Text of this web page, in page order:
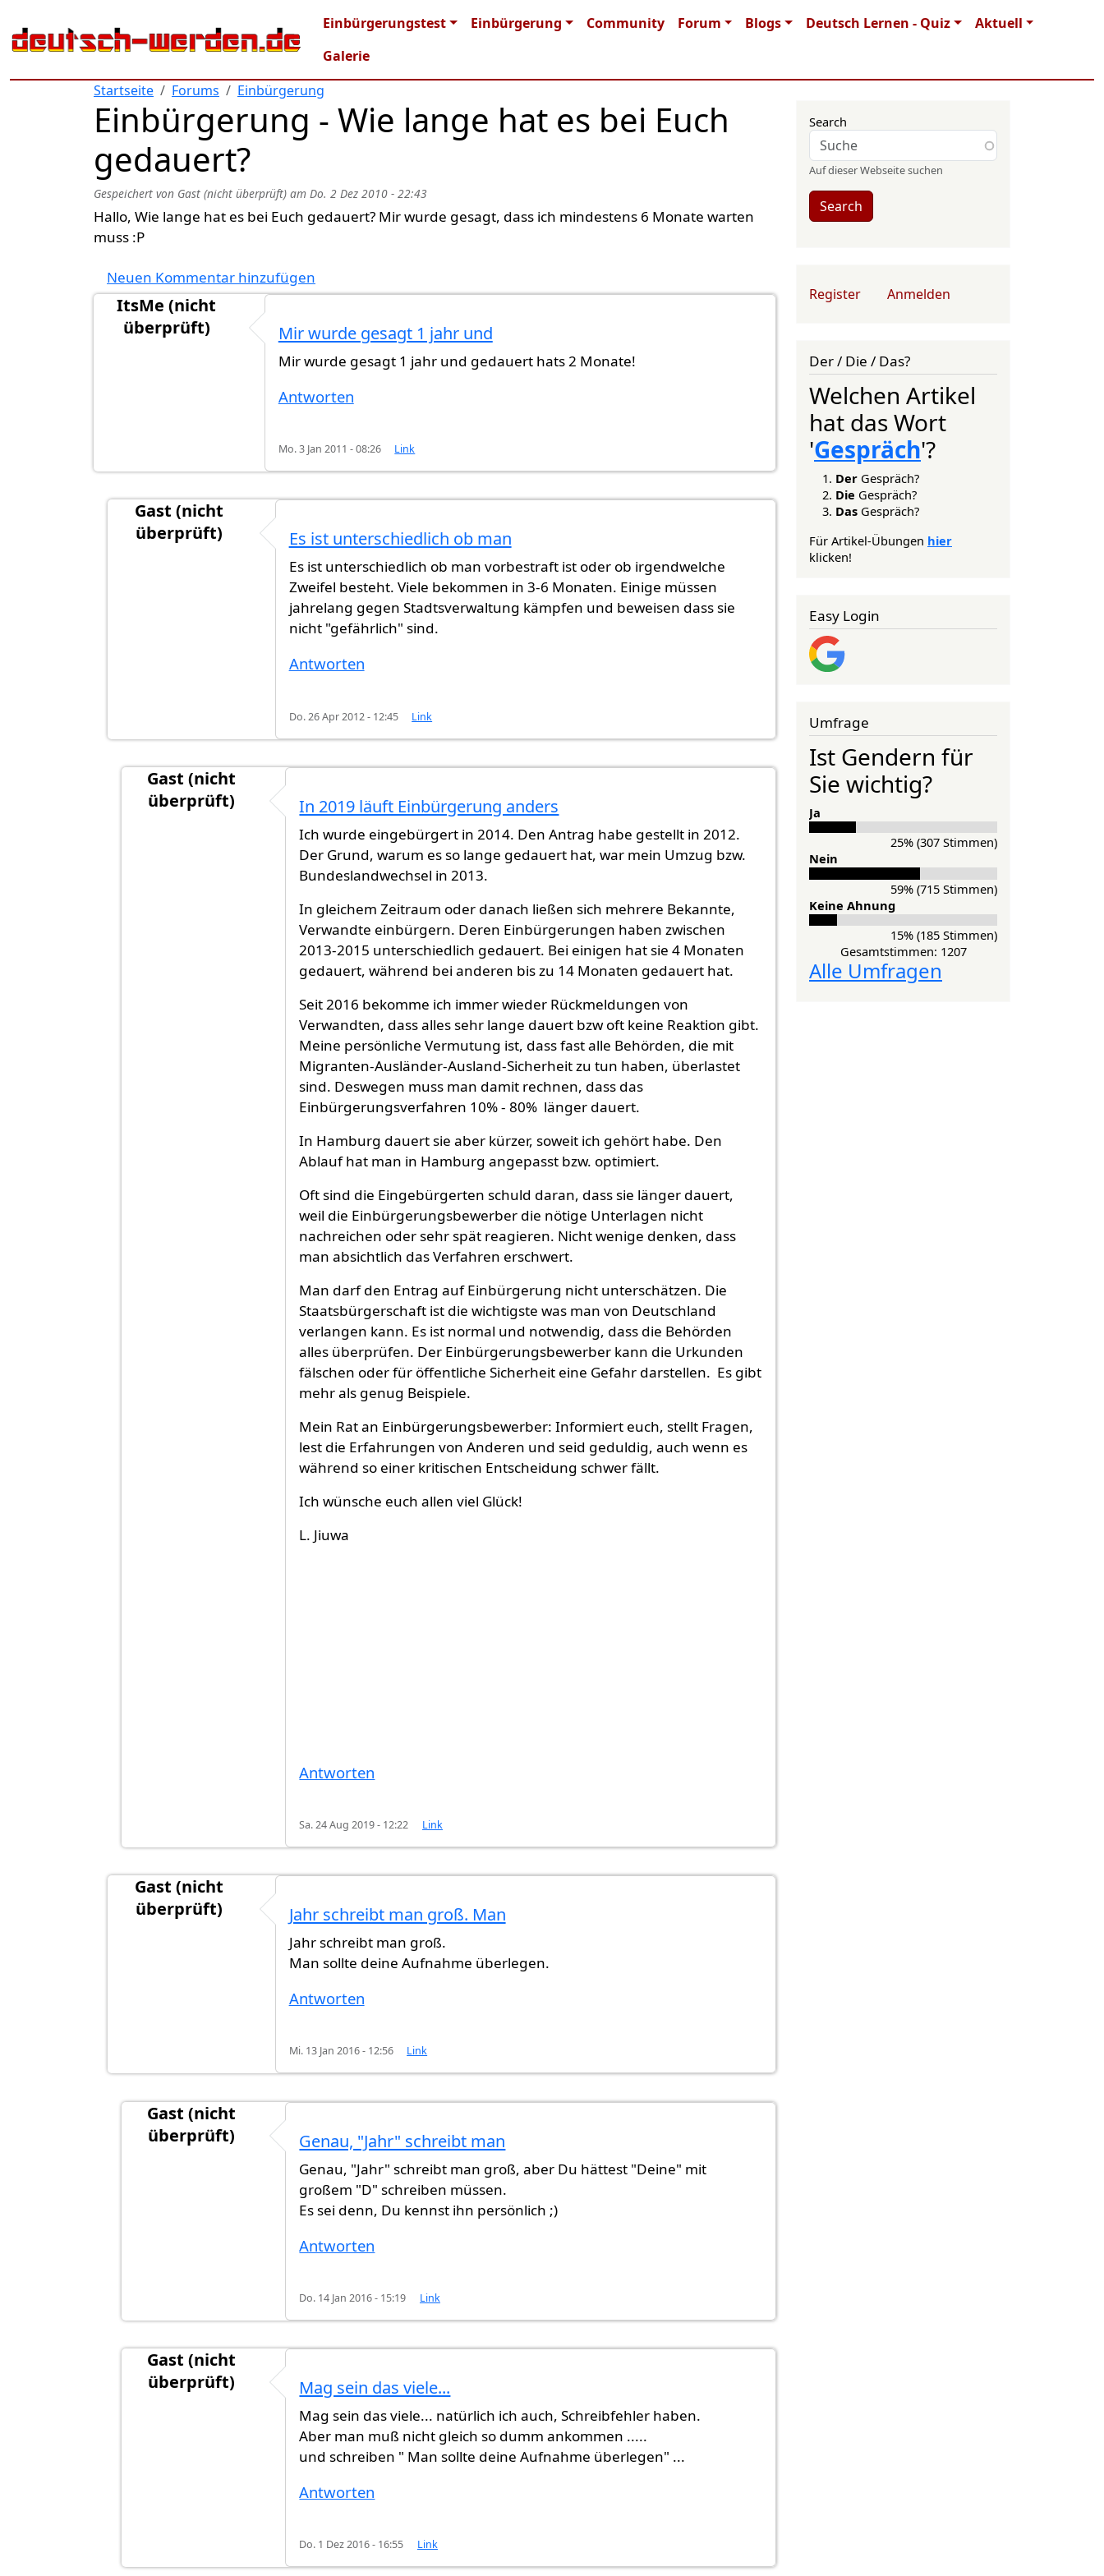
Main navigation
Einbürgerungstest Einbürgerung Community Forum Blogs Deutsch Lernen - Quiz
Aktuell
Galerie
Startseite
Forums Einbürgerung
Einbürgerung - Wie lange hat es bei Euch
gedauert?
Gespeichert von Gast (nicht überprüft) am Do. 2 Dez 2010 - 22:43
Hallo, Wie lange hat es bei Euch gedauert? Mir wurde gesagt, dass ich mindestens 6 Monate warten
muss :P
Neuen Kommentar hinzufügen
ItsMe (nicht
überprüft)
Mir wurde gesagt 1 jahr und
Mir wurde gesagt 1 jahr und gedauert hats 2 Monate!
Antworten
Mo. 3 Jan 2011 - 08:26 Link
Gast (nicht
überprüft)
Mir wurde gesagt 1 jahr undvonItsMe (nicht überprüft)
Es ist unterschiedlich ob man
Es ist unterschiedlich ob man vorbestraft ist oder ob irgendwelche
Zweifel besteht. Viele bekommen in 3-6 Monaten. Einige müssen
jahrelang gegen Stadtsverwaltung kämpfen und beweisen dass sie
nicht "gefährlich" sind.
Antworten
Do. 26 Apr 2012 - 12:45 Link
Gast (nicht
überprüft)
Es ist unterschiedlich ob manvonGast (nicht überprüft)
In 2019 läuft Einbürgerung anders
Ich wurde eingebürgert in 2014. Den Antrag habe gestellt in 2012.
Der Grund, warum es so lange gedauert hat, war mein Umzug bzw.
Bundeslandwechsel in 2013.
In gleichem Zeitraum oder danach ließen sich mehrere Bekannte,
Verwandte einbürgern. Deren Einbürgerungen haben zwischen
2013-2015 unterschiedlich gedauert. Bei einigen hat sie 4 Monaten
gedauert, während bei anderen bis zu 14 Monaten gedauert hat.
Seit 2016 bekomme ich immer wieder Rückmeldungen von
Verwandten, dass alles sehr lange dauert bzw oft keine Reaktion gibt.
Meine persönliche Vermutung ist, dass fast alle Behörden, die mit
Migranten-Ausländer-Ausland-Sicherheit zu tun haben, überlastet
sind. Deswegen muss man damit rechnen, dass das
Einbürgerungsverfahren 10% - 80% länger dauert.
In Hamburg dauert sie aber kürzer, soweit ich gehört habe. Den
Ablauf hat man in Hamburg angepasst bzw. optimiert.
Oft sind die Eingebürgerten schuld daran, dass sie länger dauert,
weil die Einbürgerungsbewerber die nötige Unterlagen nicht
nachreichen oder sehr spät reagieren. Nicht wenige denken, dass
man absichtlich das Verfahren erschwert.
Man darf den Entrag auf Einbürgerung nicht unterschätzen. Die
Staatsbürgerschaft ist die wichtigste was man von Deutschland
verlangen kann. Es ist normal und notwendig, dass die Behörden
alles überprüfen. Der Einbürgerungsbewerber kann die Urkunden
fälschen oder für öffentliche Sicherheit eine Gefahr darstellen. Es gibt
mehr als genug Beispiele.
Mein Rat an Einbürgerungsbewerber: Informiert euch, stellt Fragen,
lest die Erfahrungen von Anderen und seid geduldig, auch wenn es
während so einer kritischen Entscheidung schwer fällt.
Ich wünsche euch allen viel Glück!
L. Jiuwa
Antworten
Sa. 24 Aug 2019 - 12:22 Link
Gast (nicht
überprüft)
Mir wurde gesagt 1 jahr undvonItsMe (nicht überprüft)
Jahr schreibt man groß. Man
Jahr schreibt man groß.
Man sollte deine Aufnahme überlegen.
Antworten
Mi. 13 Jan 2016 - 12:56 Link
Gast (nicht
überprüft)
Jahr schreibt man groß. ManvonGast (nicht überprüft)
Genau, "Jahr" schreibt man
Genau, "Jahr" schreibt man groß, aber Du hättest "Deine" mit
großem "D" schreiben müssen.
Es sei denn, Du kennst ihn persönlich ;)
Antworten
Do. 14 Jan 2016 - 15:19 Link
Gast (nicht
überprüft)
Jahr schreibt man groß. ManvonGast (nicht überprüft)
Mag sein das viele...
Mag sein das viele... natürlich ich auch, Schreibfehler haben.
Aber man muß nicht gleich so dumm ankommen .....
und schreiben " Man sollte deine Aufnahme überlegen" ...
Antworten
Do. 1 Dez 2016 - 16:55 Link
Search
Auf dieser Webseite suchen
Search
User account menu
Register Anmelden
Der / Die / Das?
Welchen Artikel
hat das Wort
'Gespräch'?
Der Gespräch?
Die Gespräch?
Das Gespräch?
Für Artikel-Übungen hier
klicken!
Easy Login
Umfrage
Ist Gendern für
Sie wichtig?
Ja
25% (307 Stimmen)
Nein
59% (715 Stimmen)
Keine Ahnung
15% (185 Stimmen)
Gesamtstimmen: 1207
Alle Umfragen